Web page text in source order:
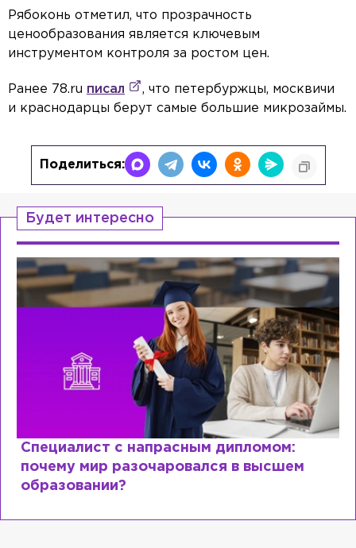
Рябоконь отметил, что прозрачность
ценообразования является ключевым
инструментом контроля за ростом цен.
Ранее 78.ru писал
, что петербуржцы, москвичи
и краснодарцы берут самые большие микрозаймы.
Поделиться:
Будет интересно
Специалист с напрасным дипломом:
почему мир разочаровался в высшем
образовании?